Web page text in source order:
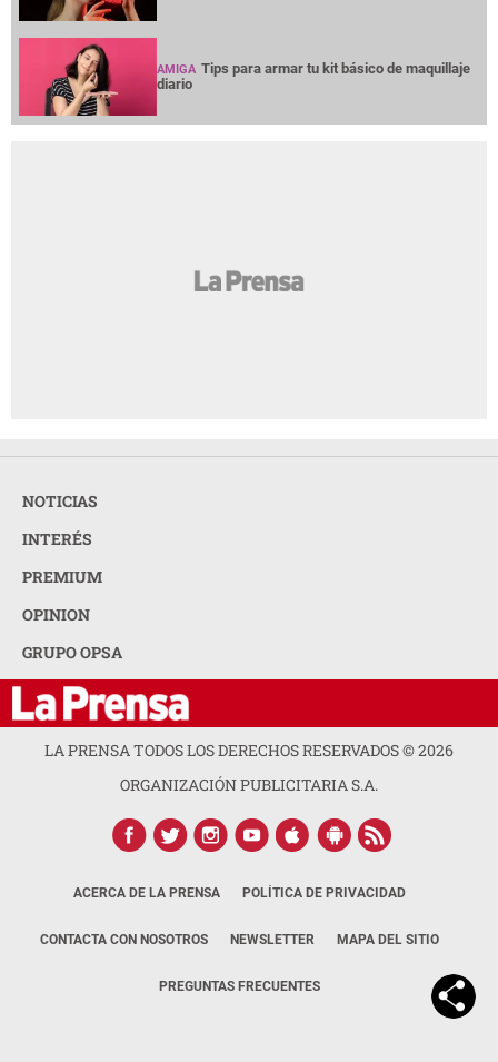
AMIGA Tips para armar tu kit básico de maquillaje
diario
NOTICIAS
INTERÉS
PREMIUM
OPINION
GRUPO OPSA
LA PRENSA TODOS LOS DERECHOS RESERVADOS ©2026
ORGANIZACIÓN PUBLICITARIA S.A.
ACERCA DE LA PRENSA POLÍTICA DE PRIVACIDAD
CONTACTA CON NOSOTROS NEWSLETTER MAPA DEL SITIO
PREGUNTAS FRECUENTES